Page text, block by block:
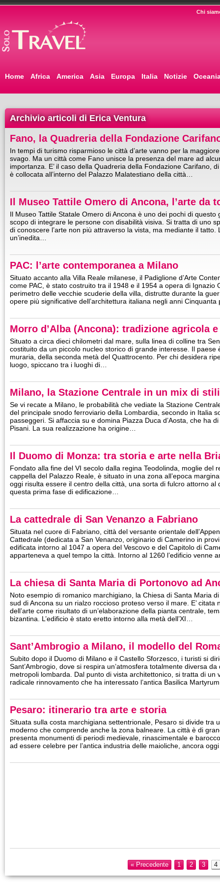
Chi
Home Africa America Asia Europa Italia Notizie
Archivio articoli di Erica Ventura
Fano, la Quadreria della Fondazione
In tempi di turismo risparmioso le città d’arte vanno per la
svago. Ma un città come Fano unisce la presenza del mare ad
importanza. E’ il caso della Quadreria della Fondazione Carifano,
è collocata all’interno del Palazzo Malatestiano della città…
Il Museo Tattile Omero di Ancona, l’arte da
Il Museo Tattile Statale Omero di Ancona è uno dei pochi di
scopo di integrare le persone con disabilità visiva. Si tratta di uno
di conoscere l’arte non più attraverso la vista, ma mediante il
un’inedita…
PAC: l’arte contemporanea a Milano
Situato accanto alla Villa Reale milanese, il Padiglione d’Arte
come PAC, è stato costruito tra il 1948 e il 1954 a opera di Ignazio
perimetro delle vecchie scuderie della villa, distrutte durante la
opere più significative dell’architettura italiana negli anni
Morro d’Alba (Ancona): tradizione agricola
Situato a circa dieci chilometri dal mare, sulla linea di colline tra
costituito da un piccolo nucleo storico di grande interesse. Il paese
muraria, della seconda metà del Quattrocento. Per chi desidera
luogo, spiccano tra i luoghi di…
Milano, la Stazione Centrale in un mix di
Se vi recate a Milano, le probabilità che vediate la Stazione
del principale snodo ferroviario della Lombardia, secondo in Italia
passeggeri. Si affaccia su e domina Piazza Duca d’Aosta, che ha
Pisani. La sua realizzazione ha origine…
Il Duomo di Monza: tra storia e arte nella
Fondato alla fine del VI secolo dalla regina Teodolinda, moglie del
cappella del Palazzo Reale, è situato in una zona all’epoca
oggi risulta essere il centro della città, una sorta di fulcro attorno al
questa prima fase di edificazione…
La cattedrale di San Venanzo a Fabriano
Situata nel cuore di Fabriano, città del versante orientale
Cattedrale (dedicata a San Venanzo, originario di Camerino in
edificata intorno al 1047 a opera del Vescovo e del Capitolo di
apparteneva a quel tempo la città. Intorno al 1260 l’edificio venne
La chiesa di Santa Maria di Portonovo ad
Noto esempio di romanico marchigiano, la Chiesa di Santa Maria
sud di Ancona su un rialzo roccioso proteso verso il mare. E’ citata
dell’arte come risultato di un’elaborazione della pianta centrale,
bizantina. L’edificio è stato eretto intorno alla metà dell’XI…
Sant’Ambrogio a Milano, il modello del
Subito dopo il Duomo di Milano e il Castello Sforzesco, i turisti si
Sant’Ambrogio, dove si respira un’atmosfera totalmente diversa
metropoli lombarda. Dal punto di vista architettonico, si tratta di un
radicale rinnovamento che ha interessato l’antica Basilica
Pesaro: itinerario tra arte e storia
Situata sulla costa marchigiana settentrionale, Pesaro si divide tra
moderno che comprende anche la zona balneare. La città è di
presenta monumenti di periodi medievale, rinascimentale e
ad essere celebre per l’antica industria delle maioliche, ancora
« Precedente 1 2 3 4